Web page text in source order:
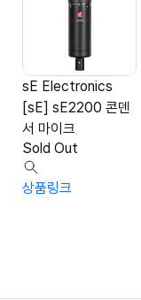
sE Electronics
[sE] sE2200 콘덴
서 마이크
Sold Out
상품링크